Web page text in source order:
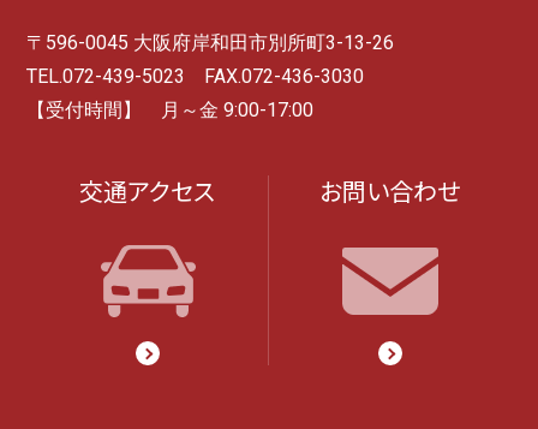
〒596-0045 大阪府岸和田市別所町3-13-26
TEL.072-439-5023 FAX.072-436-3030
【受付時間】 月～金 9:00-17:00
交通アクセス お問い合わせ